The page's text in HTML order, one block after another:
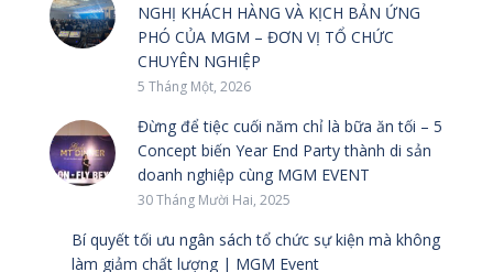
NGHỊ KHÁCH HÀNG VÀ KỊCH BẢN ỨNG
PHÓ CỦA MGM – ĐƠN VỊ TỔ CHỨC
CHUYÊN NGHIỆP
5 Tháng Một, 2026
Đừng để tiệc cuối năm chỉ là bữa ăn tối – 5
Concept biến Year End Party thành di sản
doanh nghiệp cùng MGM EVENT
30 Tháng Mười Hai, 2025
Bí quyết tối ưu ngân sách tổ chức sự kiện mà không
làm giảm chất lượng | MGM Event